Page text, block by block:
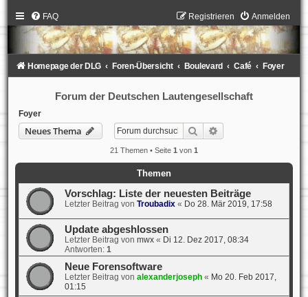
FAQ Anmelden
Registrieren
Homepage der DLG Foren-Übersicht Boulevard Café Foyer
Forum der Deutschen Lautengesellschaft
Foyer
Neues Thema Suche
21 Themen • Seite 1 von 1
Themen
Vorschlag: Liste der neuesten Beiträge
Letzter Beitrag von Troubadix« Do 28. Mär 2019, 17:58
Update abgeshlossen
Letzter Beitrag von mwx« Di 12. Dez 2017, 08:34
Antworten: 1
Neue Forensoftware
Letzter Beitrag von alexanderjoseph« Mo 20. Feb 2017,
01:15